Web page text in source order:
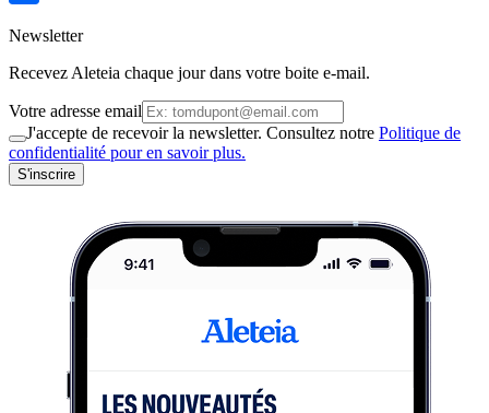
Newsletter
Recevez Aleteia chaque jour dans votre boite e-mail.
Votre adresse email
J'accepte de recevoir la newsletter. Consultez notre Politique de
confidentialité pour en savoir plus.
S'inscrire